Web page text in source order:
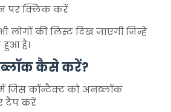
पर क्लिक करें
लोगों की लिस्ट दिख जाएगी जिन्हें
है।
कैसे करें?
जिस कॉन्टैक्ट को अनब्लॉक
टैप करें